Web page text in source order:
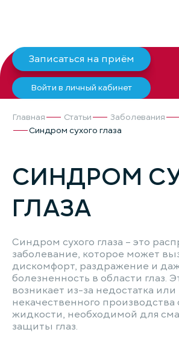
Записаться на приём
Войти в личный кабинет
Главная Статьи Заболевания
Синдром сухого глаза
СИНДРОМ
ГЛАЗА
Синдром сухого глаза – это
заболевание, которое может
дискомфорт, раздражение и
болезненность в области глаз.
возникает из-за недостатка или
некачественного производства
жидкости, необходимой для
защиты глаз.